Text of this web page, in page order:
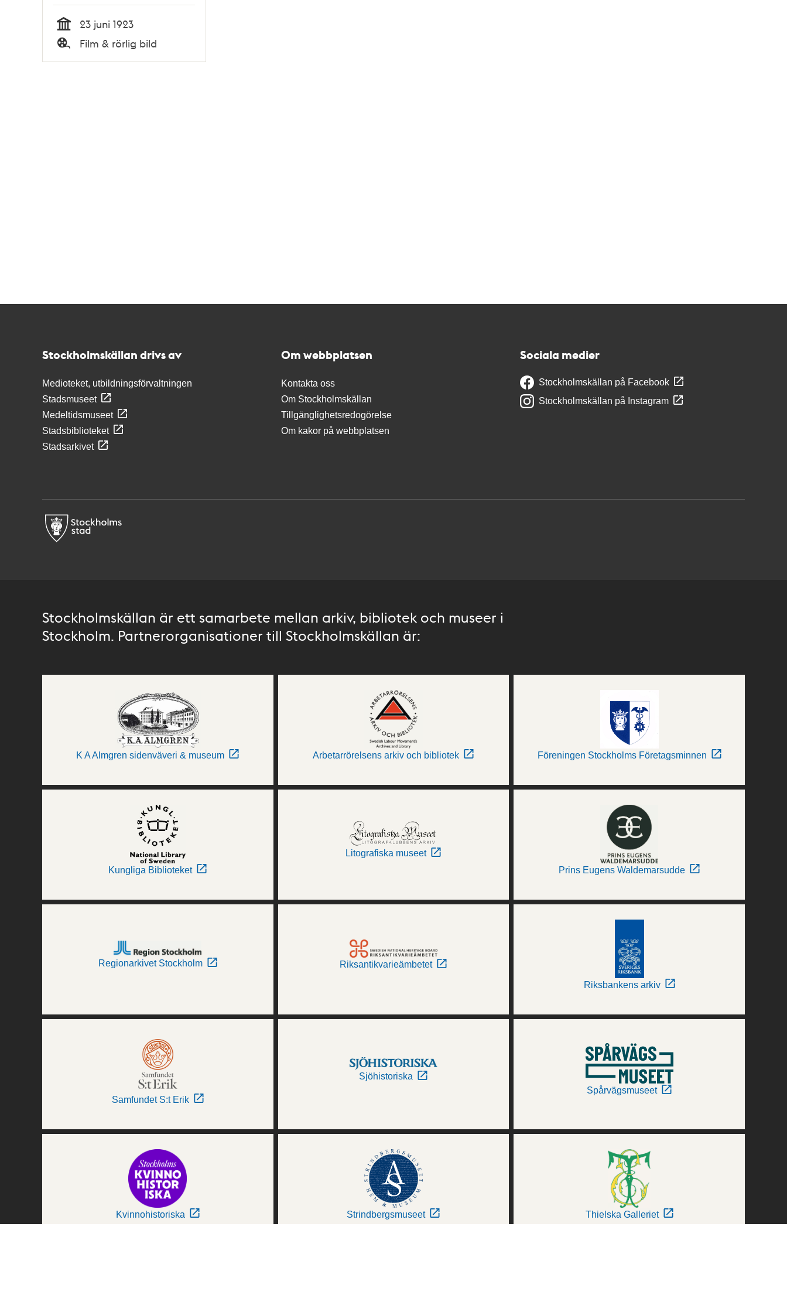
Tid
23 juni 1923
Film & rörlig bild
Stockholmskällan drivs av
Medioteket, utbildningsförvaltningen
Stadsmuseet
Medeltidsmuseet
Stadsbiblioteket
Stadsarkivet
Om webbplatsen
Kontakta oss
Om Stockholmskällan
Tillgänglighetsredogörelse
Om kakor på webbplatsen
Sociala medier
Stockholmskällan på Facebook
Stockholmskällan på Instagram
Stockholmskällan är ett samarbete mellan arkiv, bibliotek och museer i
Stockholm. Partnerorganisationer till Stockholmskällan är:
K A Almgren sidenväveri & museum Arbetarrörelsens arkiv och bibliotek Föreningen Stockholms Företagsminnen
Kungliga Biblioteket
Litografiska museet
Prins Eugens Waldemarsudde
Regionarkivet Stockholm Riksantikvarieämbetet
Riksbankens arkiv
Samfundet S:t Erik
Sjöhistoriska
Spårvägsmuseet
Kvinnohistoriska Strindbergsmuseet Thielska Galleriet